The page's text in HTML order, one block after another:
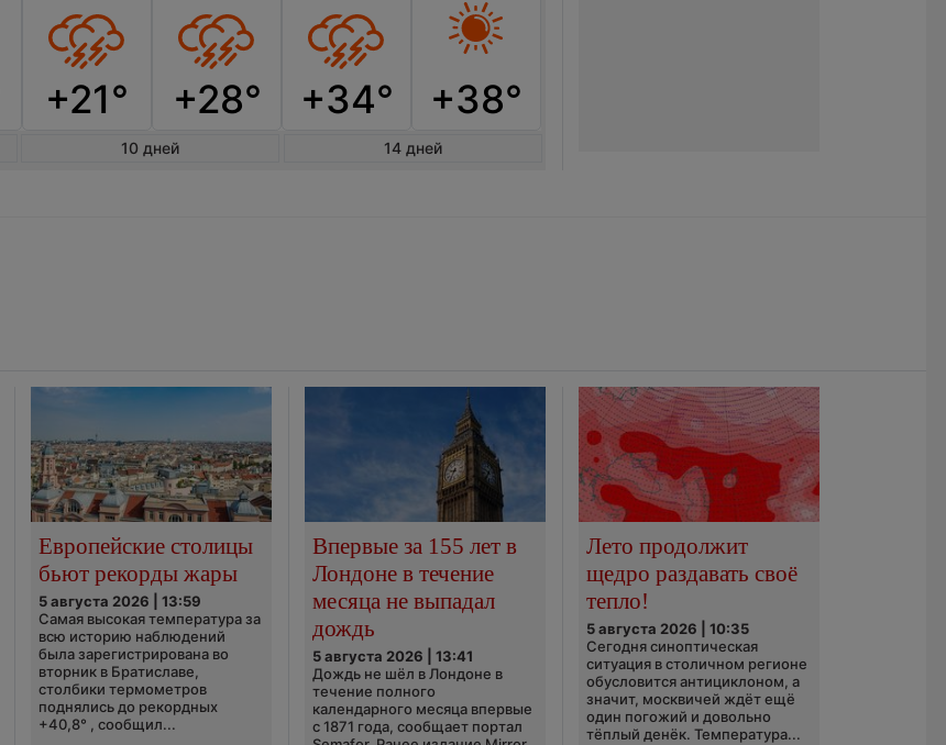
+21° +28° +34° +38°
10 дней 14 дней
Европейские столицы
бьют рекорды жары
5 августа 2026 | 13:59
Самая высокая температура за
всю историю наблюдений
была зарегистрирована во
вторник в Братиславе,
столбики термометров
поднялись до рекордных
+40,8° , сообщил...
Впервые за 155 лет в
Лондоне в течение
месяца не выпадал
дождь
5 августа 2026 | 13:41
Дождь не шёл в Лондоне в
течение полного
календарного месяца впервые
с 1871 года, сообщает портал
Лето продолжит
щедро раздавать своё
тепло!
5 августа 2026 | 10:35
Сегодня синоптическая
ситуация в столичном регионе
обусловится антициклоном, а
значит, москвичей ждёт ещё
один погожий и довольно
тёплый денёк. Температура...